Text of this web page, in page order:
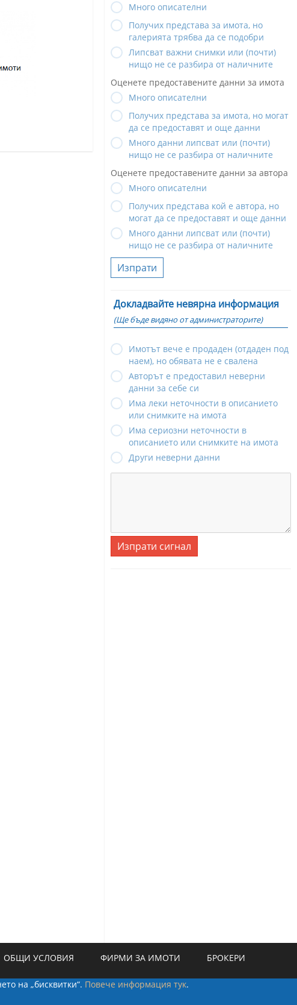
Много описателни
Получих представа за имота, но
галерията трябва да се подобри
Липсват важни снимки или (почти)
нищо не се разбира от наличните
Оценете предоставените данни за имота
Много описателни
Получих представа за имота, но могат
да се предоставят и още данни
Много данни липсват или (почти)
нищо не се разбира от наличните
Оценете предоставените данни за автора
Много описателни
Получих представа кой е автора, но
могат да се предоставят и още данни
Много данни липсват или (почти)
нищо не се разбира от наличните
Изпрати
Докладвайте невярна информация
(Ще бъде видяно от администраторите)
Имотът вече е продаден (отдаден под
наем), но обявата не е свалена
Авторът е предоставил неверни
данни за себе си
Има леки неточности в описанието
или снимките на имота
Има сериозни неточности в
описанието или снимките на имота
Други неверни данни
Изпрати сигнал
ОБЩИ УСЛОВИЯ ФИРМИ ЗА ИМОТИ БРОКЕРИ
на „бисквитки“. Повече информация тук.